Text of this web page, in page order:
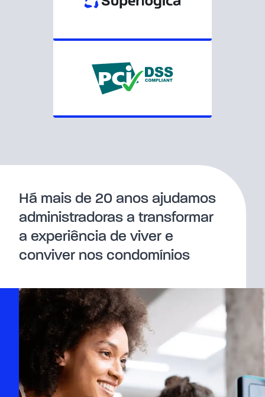
Há mais de 20 anos ajudamos
administradoras a transformar
a experiência de viver e
conviver nos condomínios